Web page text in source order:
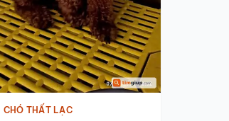
CHÓ THẤT LẠC